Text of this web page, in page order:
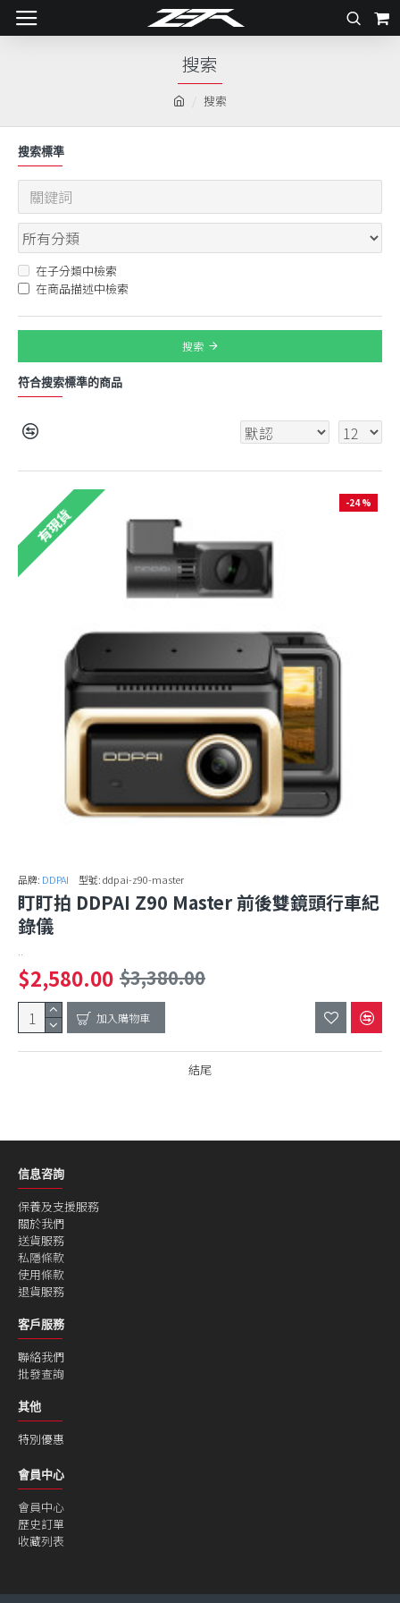
搜索
搜索
搜索標準
在子分類中檢索
在商品描述中檢索
搜索
符合搜索標準的商品
有現貨
-24 %
品牌: DDPAI 型號:ddpai-z90-master
盯盯拍 DDPAI Z90 Master 前後雙鏡頭行車紀
錄儀
..
$2,580.00 $3,380.00
加入購物車
結尾
信息咨詢
保養及支援服務
關於我們
送貨服務
私隱條款
使用條款
退貨服務
客戶服務
聯絡我們
批發查詢
其他
特別優惠
會員中心
會員中心
歷史訂單
收藏列表